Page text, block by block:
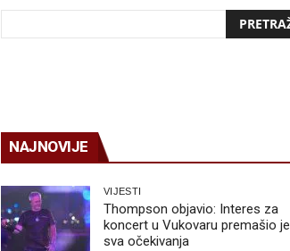
NAJNOVIJE
VIJESTI
Thompson objavio: Interes za
koncert u Vukovaru premašio je
sva očekivanja